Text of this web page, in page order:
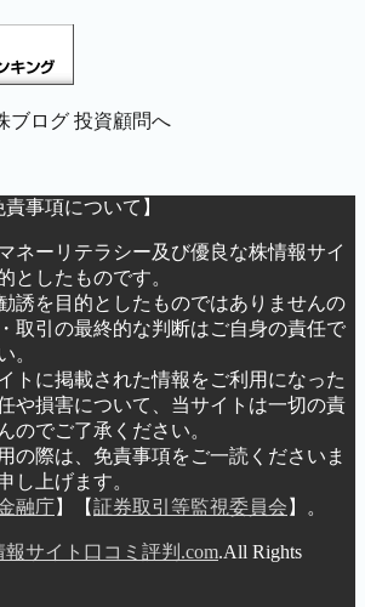
事項について】
ネーリテラシー及び優良な株情報サイ
としたものです。
誘を目的としたものではありませんの
取引の最終的な判断はご自身の責任で
。
トに掲載された情報をご利用になった
や損害について、当サイトは一切の責
のでご了承ください。
の際は、免責事項をご一読くださいま
し上げます。
融庁】【証券取引等監視委員会 】。
報サイト口コミ評判.com.All Rights